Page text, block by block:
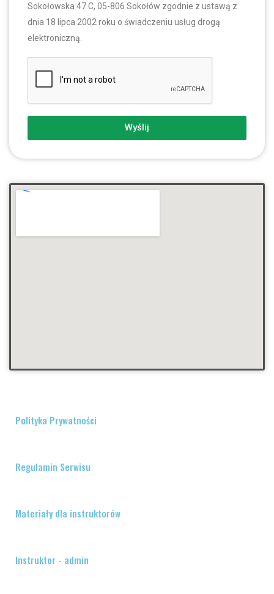
Sokołowska 47 C, 05-806 Sokołów zgodnie z ustawą z
dnia 18 lipca 2002 roku o świadczeniu usług drogą
elektroniczną.
Wyślij
Polityka Prywatności
Regulamin Serwisu
Materiały dla instruktorów
Instruktor - admin